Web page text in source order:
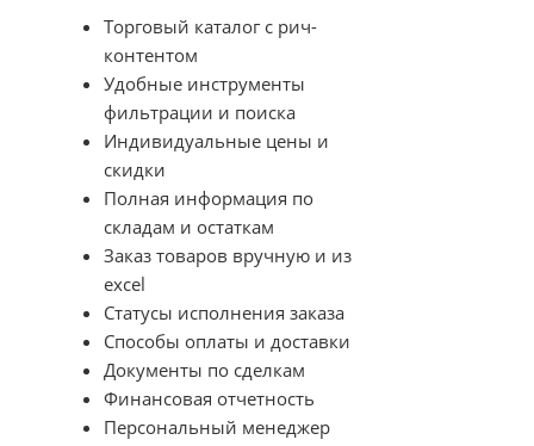
Торговый каталог с рич-
контентом
Удобные инструменты
фильтрации и поиска
Индивидуальные цены и
скидки
Полная информация по
складам и остаткам
Заказ товаров вручную и из
excel
Статусы исполнения заказа
Способы оплаты и доставки
Документы по сделкам
Финансовая отчетность
Персональный менеджер